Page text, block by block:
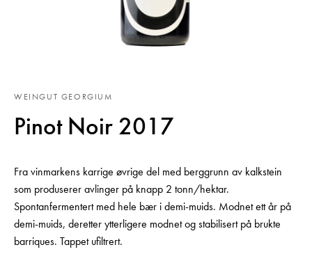
WEINGUT GEORGIUM
Pinot Noir 2017
Fra vinmarkens karrige øvrige del med berggrunn av kalkstein
som produserer avlinger på knapp 2 tonn/hektar.
Spontanfermentert med hele bær i demi-muids. Modnet ett år på
demi-muids, deretter ytterligere modnet og stabilisert på brukte
barriques. Tappet ufiltrert.